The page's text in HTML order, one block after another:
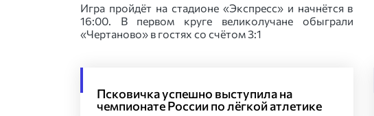
Игра пройдёт на стадионе «Экспресс» и начнётся в
16:00. В первом круге великолучане обыграли
«Чертаново» в гостях со счётом 3:1
Псковичка успешно выступила на
чемпионате России по лёгкой атлетике